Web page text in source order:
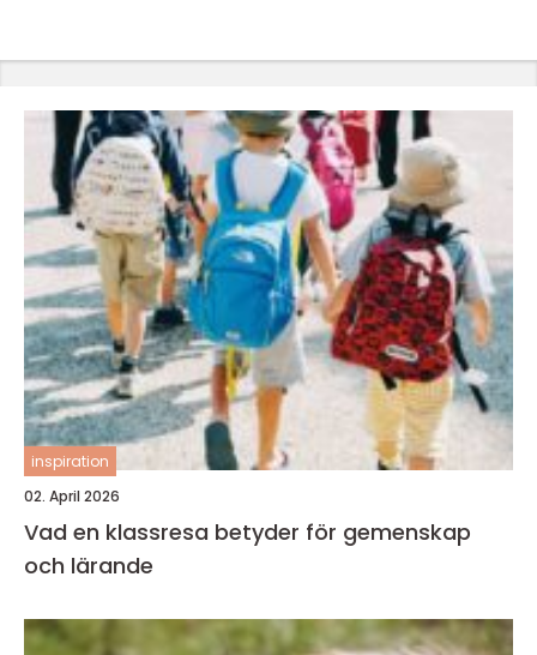
inspiration
02. April 2026
Vad en klassresa betyder för gemenskap
och lärande